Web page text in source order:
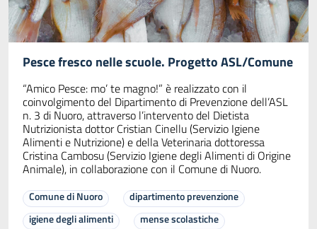
Pesce fresco nelle scuole. Progetto ASL/Comune
“Amico Pesce: mo’ te magno!” è realizzato con il
coinvolgimento del Dipartimento di Prevenzione dell’ASL
n. 3 di Nuoro, attraverso l’intervento del Dietista
Nutrizionista dottor Cristian Cinellu (Servizio Igiene
Alimenti e Nutrizione) e della Veterinaria dottoressa
Cristina Cambosu (Servizio Igiene degli Alimenti di Origine
Animale), in collaborazione con il Comune di Nuoro.
Comune di Nuoro
dipartimento prevenzione
igiene degli alimenti
mense scolastiche